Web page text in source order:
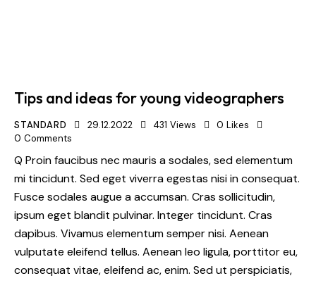
Tips and ideas for young videographers
STANDARD 29.12.2022 431 Views 0 Likes
0 Comments
Q Proin faucibus nec mauris a sodales, sed elementum
mi tincidunt. Sed eget viverra egestas nisi in consequat.
Fusce sodales augue a accumsan. Cras sollicitudin,
ipsum eget blandit pulvinar. Integer tincidunt. Cras
dapibus. Vivamus elementum semper nisi. Aenean
vulputate eleifend tellus. Aenean leo ligula, porttitor eu,
consequat vitae, eleifend ac, enim. Sed ut perspiciatis,